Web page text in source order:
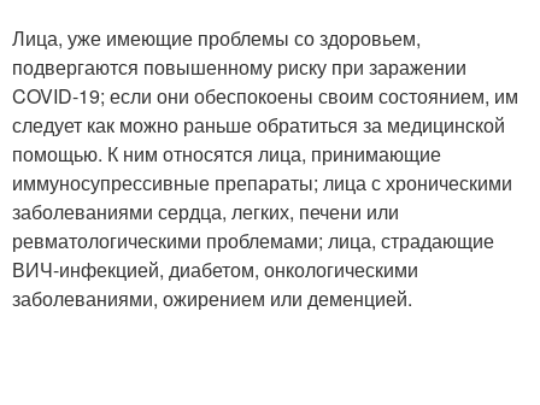
Лица, уже имеющие проблемы со здоровьем,
подвергаются повышенному риску при заражении
COVID-19; если они обеспокоены своим состоянием, им
следует как можно раньше обратиться за медицинской
помощью. К ним относятся лица, принимающие
иммуносупрессивные препараты; лица с хроническими
заболеваниями сердца, легких, печени или
ревматологическими проблемами; лица, страдающие
ВИЧ-инфекцией, диабетом, онкологическими
заболеваниями, ожирением или деменцией.